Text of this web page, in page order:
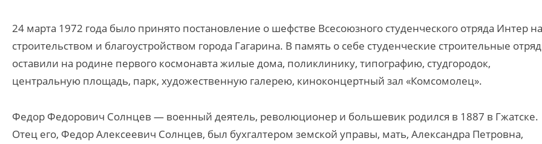
24 марта 1972 года было принято постановление о шефстве Всесоюзного студенческого отряда Интер
строительством и благоустройством города Гагарина. В память о себе студенческие строительные
оставили на родине первого космонавта жилые дома, поликлинику, типографию, студгородок,
центральную площадь, парк, художественную галерею, киноконцертный зал «Комсомолец».
Федор Федорович Солнцев — военный деятель, революционер и большевик родился в 1887 в Гжатске.
Отец его, Федор Алексеевич Солнцев, был бухгалтером земской управы, мать, Александра Петровна,